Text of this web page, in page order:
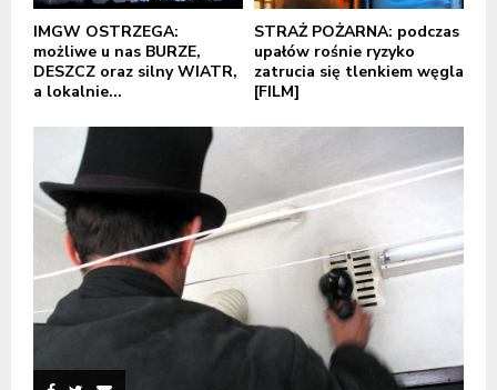
IMGW OSTRZEGA:
możliwe u nas BURZE,
DESZCZ oraz silny WIATR,
a lokalnie...
STRAŻ POŻARNA: podczas
upałów rośnie ryzyko
zatrucia się tlenkiem węgla
[FILM]